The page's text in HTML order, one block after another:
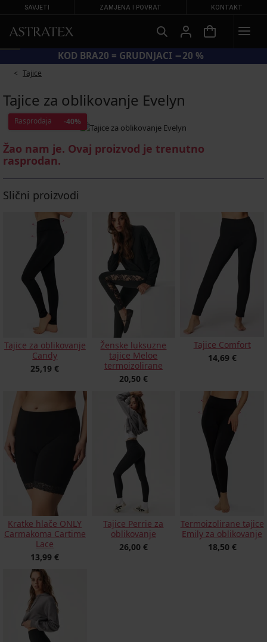
SAVJETI ZAMJENA I POVRAT KONTAKT
KOD BRA20 = GRUDNJACI −20 %
Tajice
Tajice za oblikovanje Evelyn
Rasprodaja -40%
Žao nam je. Ovaj proizvod je trenutno
rasprodan.
Slični proizvodi
Tajice za oblikovanje
Candy
25,19 €
Ženske luksuzne
tajice Meloe
termoizolirane
20,50 €
Tajice Comfort
14,69 €
Kratke hlače ONLY
Carmakoma Cartime
Lace
13,99 €
Tajice Perrie za
oblikovanje
26,00 €
Termoizolirane tajice
Emily za oblikovanje
18,50 €